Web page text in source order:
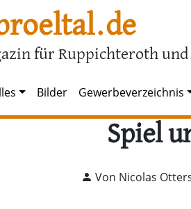
für Ruppichteroth und
Bilder Gewerbeverzeichnis
Spiel
Von Nicolas